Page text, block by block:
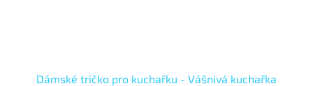
Dámské tričko pro kuchařku - Vášnivá kuchařka